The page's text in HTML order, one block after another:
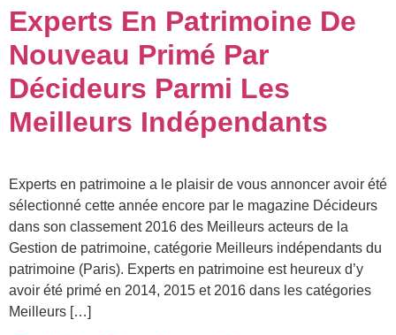
Experts En Patrimoine De
Nouveau Primé Par
Décideurs Parmi Les
Meilleurs Indépendants
Experts en patrimoine a le plaisir de vous annoncer avoir été
sélectionné cette année encore par le magazine Décideurs
dans son classement 2016 des Meilleurs acteurs de la
Gestion de patrimoine, catégorie Meilleurs indépendants du
patrimoine (Paris). Experts en patrimoine est heureux d’y
avoir été primé en 2014, 2015 et 2016 dans les catégories
Meilleurs […]